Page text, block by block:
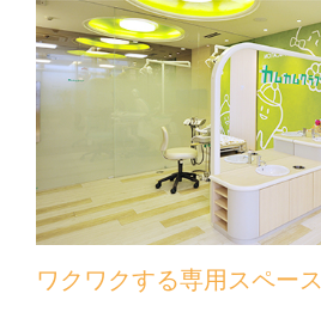
ワクワクする専用スペース